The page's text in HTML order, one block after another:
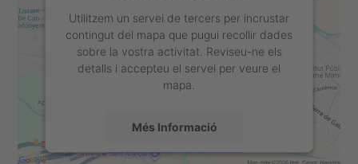
Utilitzem un servei de tercers per incrustar
contingut del mapa que pugui recollir dades
sobre la vostra activitat. Reviseu-ne els
detalls i accepteu el servei per veure el
mapa.
Més Informació